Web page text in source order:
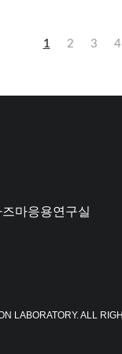
1 2 3 4
마응용연구실
LABORATORY. ALL